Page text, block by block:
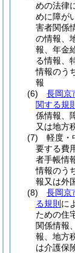
めの法律
めに障が
害者関係
の情報、
報、年金
る情報、
情報のう
報
(6)
長岡京
関する規則
係情報、
又は地方
(7)
軽度・
要する費
者手帳情
情報のう
報又は外
(8)
長岡京
る規則 に
ための住
関係情報
報、地方
は介護保